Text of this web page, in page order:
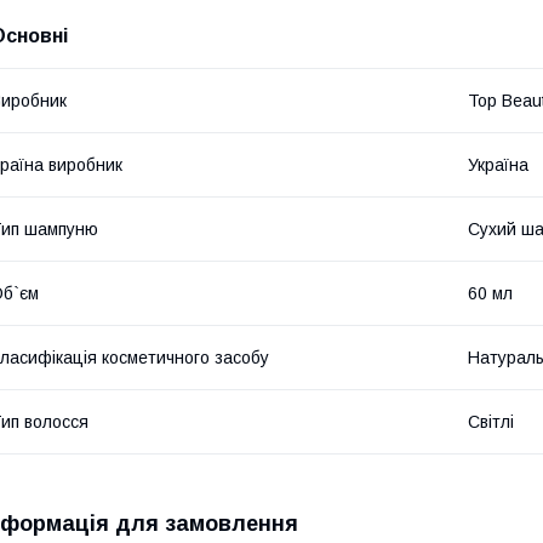
Top
виробник Україна
шампуню Сухий
60 мл
косметичного засобу
волосся Світлі
для замовлення